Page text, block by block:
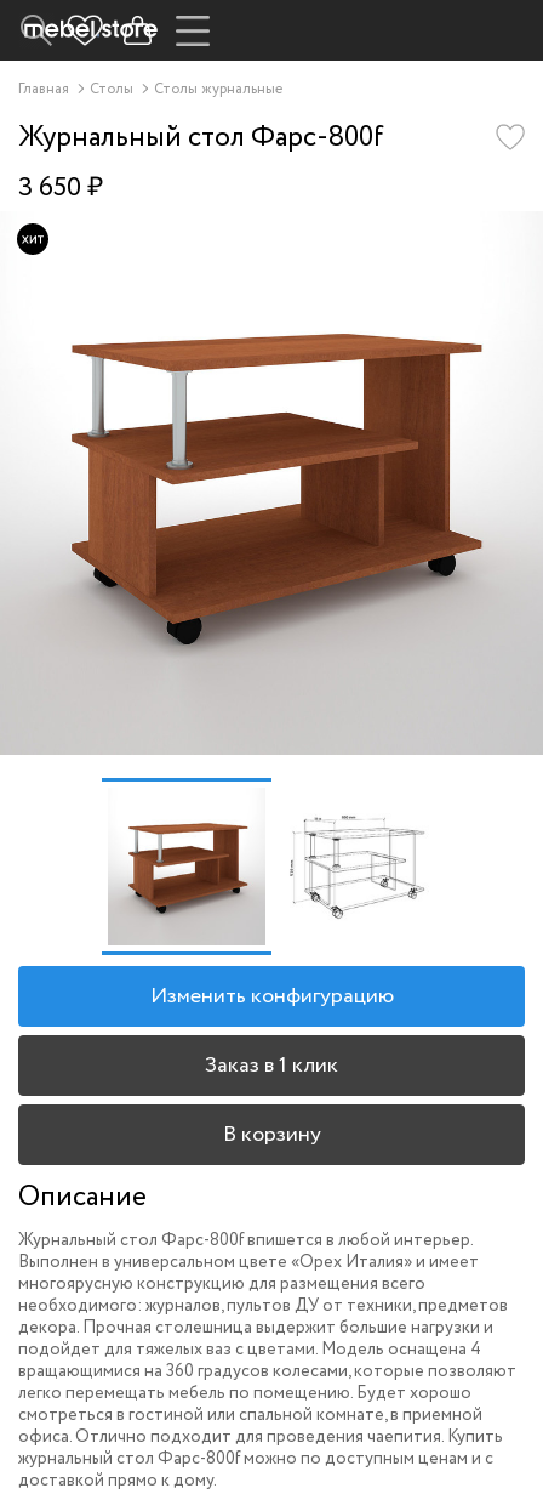
Главная Столы Столы журнальные
Журнальный стол Фарс-800f
3 650 ₽
Изменить конфигурацию
Заказ в 1 клик
В корзину
Описание
Журнальный стол Фарс-800f впишется в любой интерьер.
Выполнен в универсальном цвете «Орех Италия» и имеет
многоярусную конструкцию для размещения всего
необходимого: журналов, пультов ДУ от техники, предметов
декора. Прочная столешница выдержит большие нагрузки и
подойдет для тяжелых ваз с цветами. Модель оснащена 4
вращающимися на 360 градусов колесами, которые позволяют
легко перемещать мебель по помещению. Будет хорошо
смотреться в гостиной или спальной комнате, в приемной
офиса. Отлично подходит для проведения чаепития. Купить
журнальный стол Фарс-800f можно по доступным ценам и с
доставкой прямо к дому.